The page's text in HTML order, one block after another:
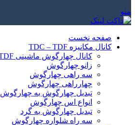
منو
صفحه نخست
کانال مکانیزه TDC – TDF
کانال چهارگوش ماشینی TDC , TDF
زانو چهارگوش
سه راهی چهارگوش
چهارراهی چهارگوش
تبدیل چهارگوش به چهارگوش
انواع اس چهارگوش
تبدیل چهارگوش به گرد
سه راه شلواره چهارگوش